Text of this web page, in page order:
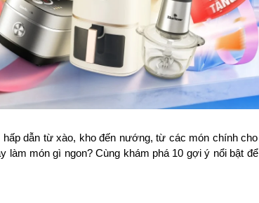
dẫn từ xào, kho đến nướng, từ các món chính cho
làm món gì ngon? Cùng khám phá 10 gợi ý nổi bật để